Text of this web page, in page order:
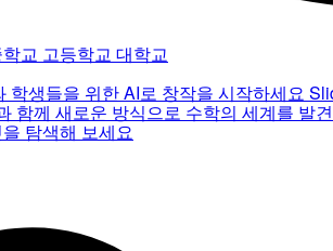
교 고등학교 대학교
학생들을 위한 AI로 창작을 시작하세요
함께 새로운 방식으로 수학의 세계를 발
탐색해 보세요